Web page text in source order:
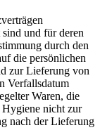
und für deren
durch den
die persönlichen
zur Lieferung von
Verfallsdatum
Waren, die
Hygiene nicht zur
nach der Lieferung